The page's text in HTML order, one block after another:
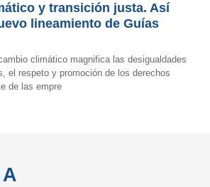
y transición justa. Así
lineamiento de Guías
climático magnifica las desigualdades
el respeto y promoción de los derechos
de las empre